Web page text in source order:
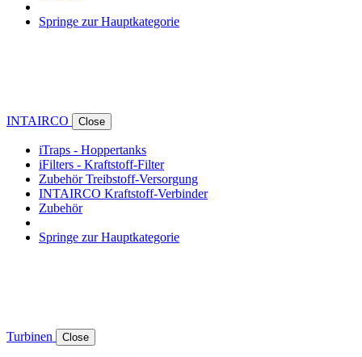
Springe zur Hauptkategorie
INTAIRCO Close
iTraps - Hoppertanks
iFilters - Kraftstoff-Filter
Zubehör Treibstoff-Versorgung
INTAIRCO Kraftstoff-Verbinder
Zubehör
Springe zur Hauptkategorie
Turbinen Close